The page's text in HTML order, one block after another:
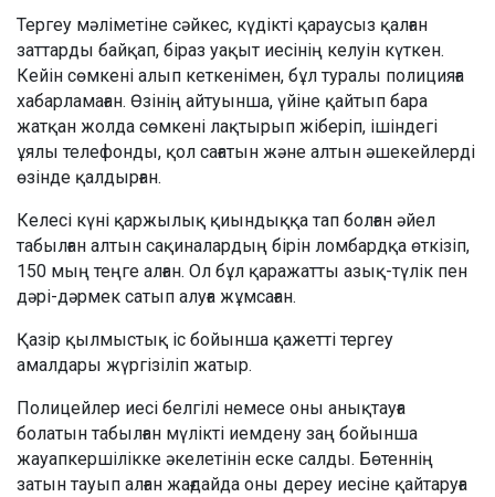
Тергеу мәліметіне сәйкес, күдікті қараусыз қалған
заттарды байқап, біраз уақыт иесінің келуін күткен.
Кейін сөмкені алып кеткенімен, бұл туралы полицияға
хабарламаған. Өзінің айтуынша, үйіне қайтып бара
жатқан жолда сөмкені лақтырып жіберіп, ішіндегі
ұялы телефонды, қол сағатын және алтын әшекейлерді
өзінде қалдырған.
Келесі күні қаржылық қиындыққа тап болған әйел
табылған алтын сақиналардың бірін ломбардқа өткізіп,
150 мың теңге алған. Ол бұл қаражатты азық-түлік пен
дәрі-дәрмек сатып алуға жұмсаған.
Қазір қылмыстық іс бойынша қажетті тергеу
амалдары жүргізіліп жатыр.
Полицейлер иесі белгілі немесе оны анықтауға
болатын табылған мүлікті иемдену заң бойынша
жауапкершілікке әкелетінін еске салды. Бөтеннің
затын тауып алған жағдайда оны дереу иесіне қайтаруға